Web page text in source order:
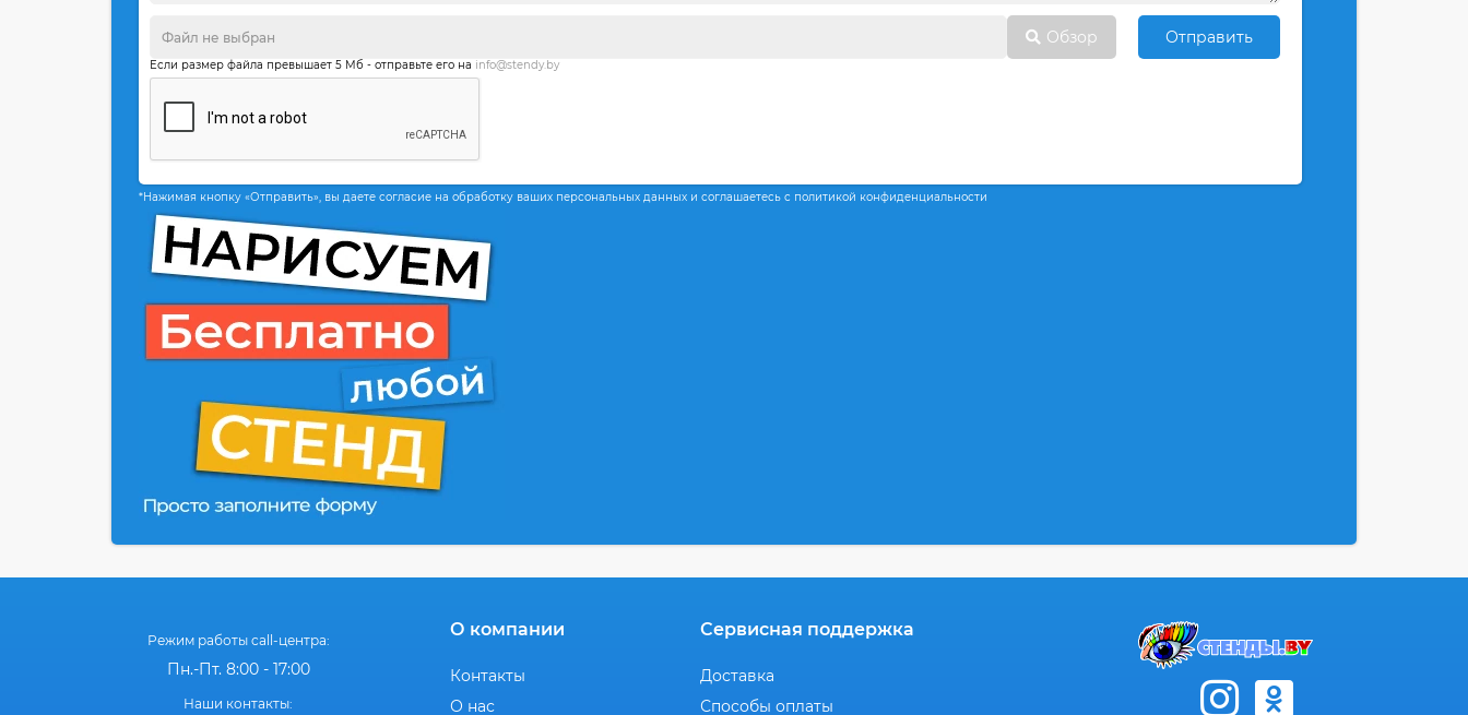
Обзор Отправить
Если размер файла превышает 5 Мб - отправьте его на info@stendy.by
*Нажимая кнопку «Отправить», вы даете согласие на обработку ваших персональных данных и соглашаетесь с политикой конфиденциальности
Режим работы call-центра:
Пн.-Пт. 8:00 - 17:00
Наши контакты:
О компании
Контакты
О нас
Сервисная поддержка
Доставка
Способы оплаты